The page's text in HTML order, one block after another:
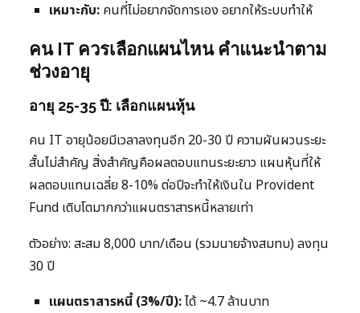
เหมาะกับ: คนที่ไม่อยากจัดการเอง อยากให้ระบบทำให้
คน IT ควรเลือกแผนไหน คำแนะนำตาม
ช่วงอายุ
อายุ 25-35 ปี: เลือกแผนหุ้น
คน IT อายุน้อยมีเวลาลงทุนอีก 20-30 ปี ความผันผวนระยะ
สั้นไม่สำคัญ สิ่งสำคัญคือผลตอบแทนระยะยาว แผนหุ้นที่ให้
ผลตอบแทนเฉลี่ย 8-10% ต่อปีจะทำให้เงินใน Provident
Fund เติบโตมากกว่าแผนตราสารหนี้หลายเท่า
ตัวอย่าง: สะสม 8,000 บาท/เดือน (รวมนายจ้างสมทบ) ลงทุน
30 ปี
แผนตราสารหนี้ (3%/ปี):ได้ ~4.7 ล้านบาท